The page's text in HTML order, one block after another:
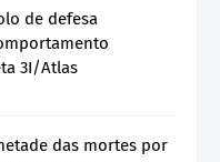
de defesa
3I/Atlas
das mortes por